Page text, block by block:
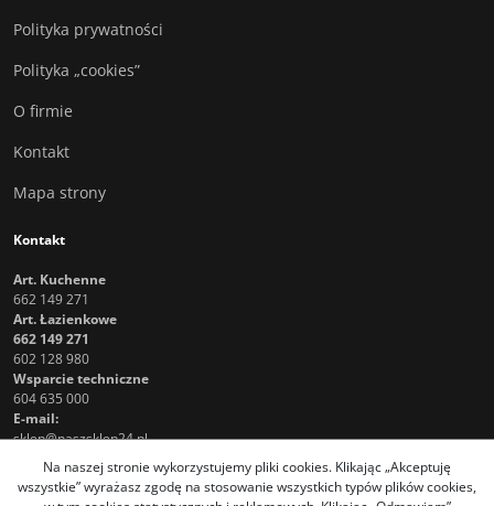
Polityka prywatności
Polityka „cookies”
O firmie
Kontakt
Mapa strony
Kontakt
Art. Kuchenne
662 149 271
Art. Łazienkowe
662 149 271
602 128 980
Wsparcie techniczne
604 635 000
E-mail:
sklep@naszsklep24.pl
Na naszej stronie wykorzystujemy pliki cookies. Klikając „Akceptuję
wszystkie” wyrażasz zgodę na stosowanie wszystkich typów plików cookies,